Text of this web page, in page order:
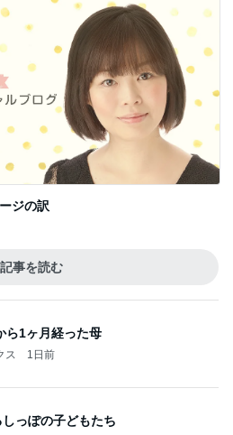
ジの訳
記事を読む
ら1ヶ月経った母
ス 1日前
っぽの子どもたち